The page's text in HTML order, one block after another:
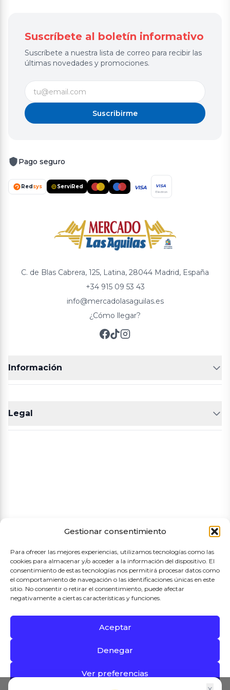
Gestionar consentimiento
Para ofrecer las mejores experiencias, utilizamos tecnologías como las
cookies para almacenar y/o acceder a la información del dispositivo. El
consentimiento de estas tecnologías nos permitirá procesar datos como
el comportamiento de navegación o las identificaciones únicas en este
sitio. No consentir o retirar el consentimiento, puede afectar
negativamente a ciertas características y funciones.
Aceptar
Denegar
Ver preferencias
Suscríbete al boletín informativo
Suscríbete a nuestra lista de correo para recibir las
últimas novedades y promociones.
Suscribirme
Pago seguro
Redsys ServiRed VISA VISA
Electron
C. de Blas Cabrera, 125, Latina, 28044 Madrid, España
+34 915 09 53 43
info@mercadolasaguilas.es
¿Cómo llegar?
Información
FRUTERÍAS
POLLERÍA
CHARCUTERIA
Legal
Aviso legal
Proyecto Subvencionado por el Ayuntamiento de Madrid